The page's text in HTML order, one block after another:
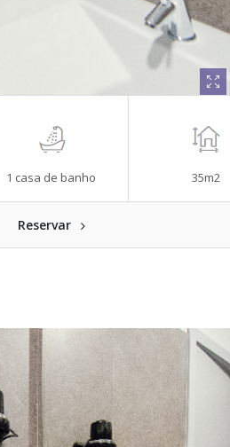
1 casa de banho 35m2
Reservar